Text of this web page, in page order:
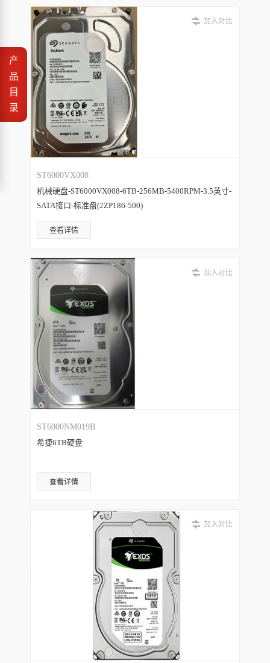
产
品
目
录
加入对比
ST6000VX008
机械硬盘-ST6000VX008-6TB-256MB-5400RPM-3.5英寸-
SATA接口-标准盘(2ZP186-500)
查看详情
加入对比
ST6000NM019B
希捷6TB硬盘
查看详情
加入对比